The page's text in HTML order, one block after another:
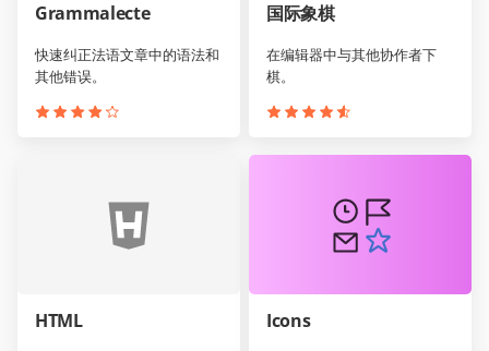
Grammalecte
快速纠正法语文章中的语法和
其他错误。
国际象棋
在编辑器中与其他协作者下
棋。
HTML Icons